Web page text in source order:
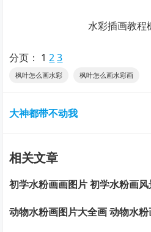
水彩插画教程
分页： 1 2 3
枫叶怎么画水彩 枫叶怎么画水彩画
大神都带不动我
相关文章
初学水粉画画图片 初学水粉画
动物水粉画图片大全画 动物水